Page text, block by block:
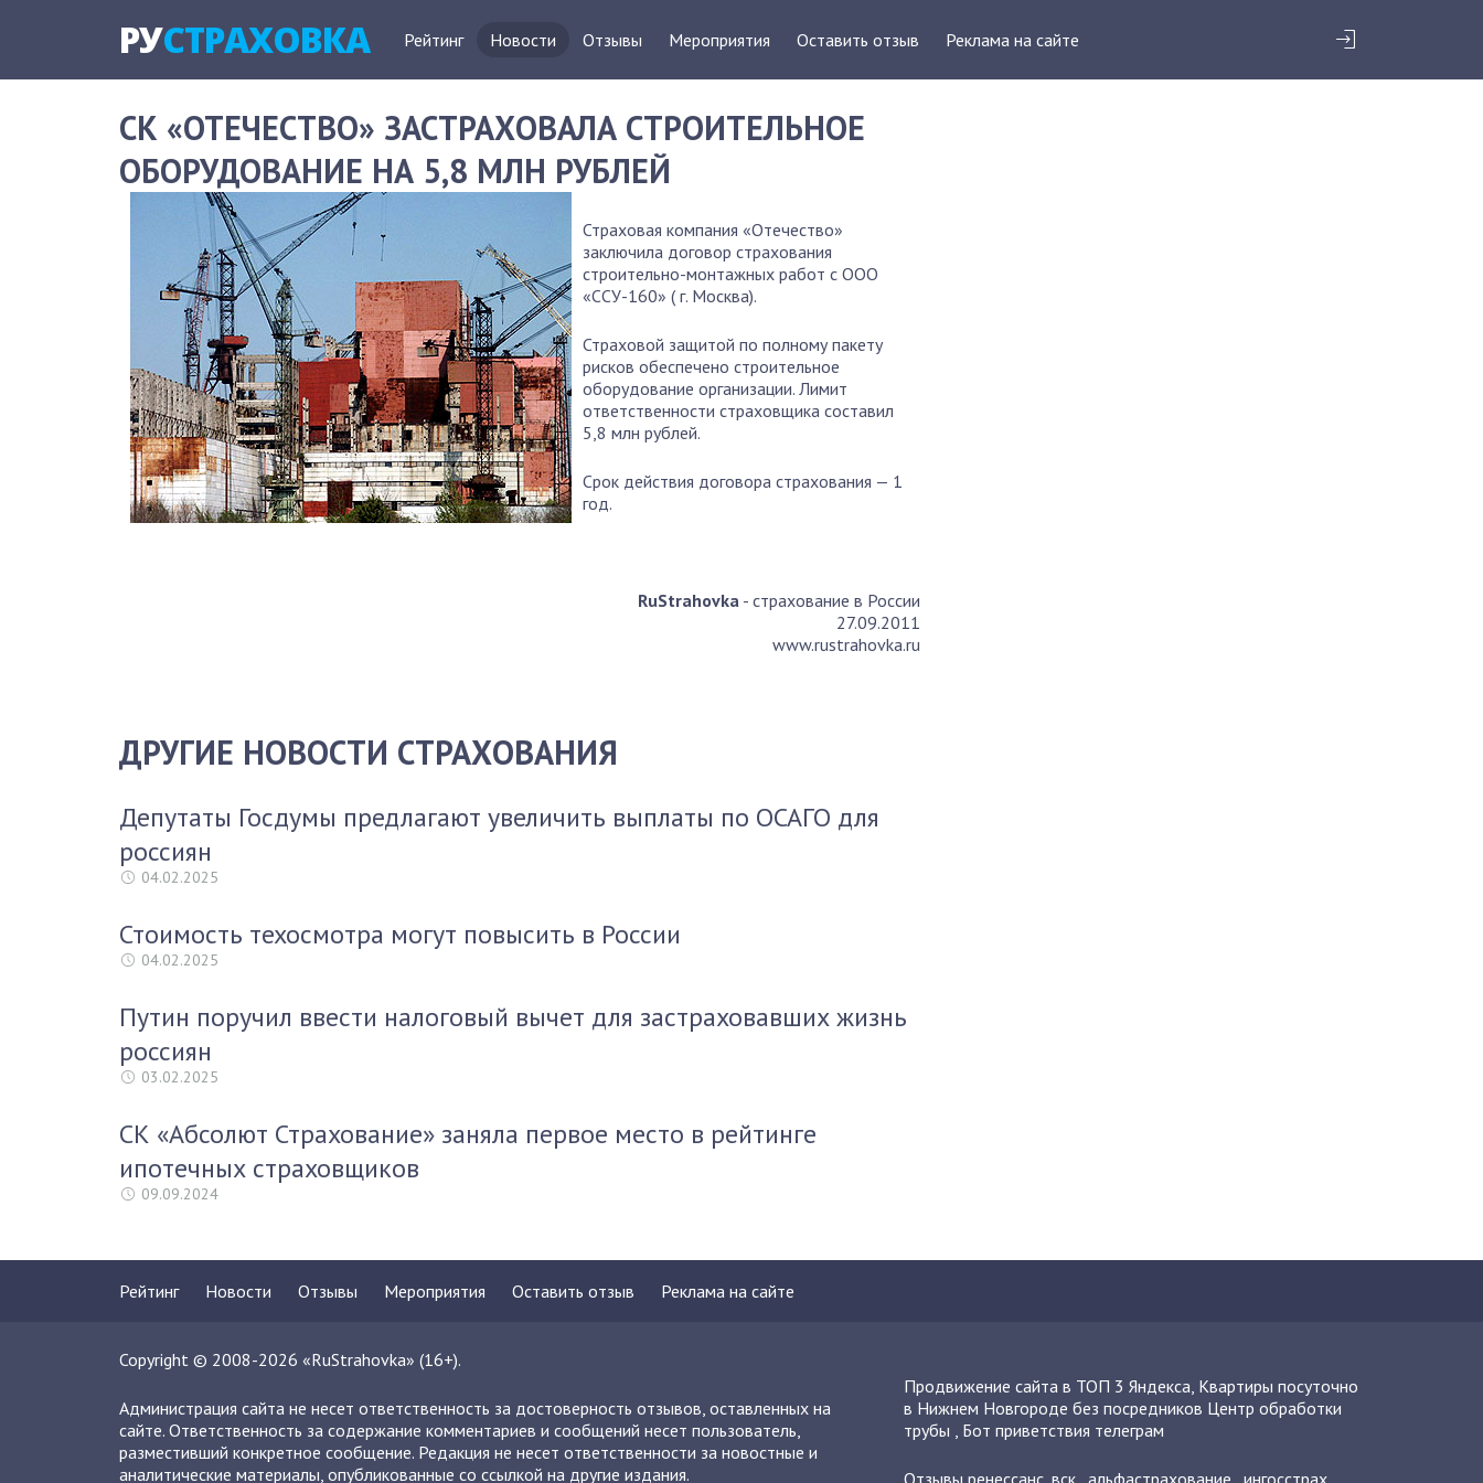
РУСТРАХОВКА Рейтинг Новости Отзывы Мероприятия Оставить отзыв Реклама на сайте
СК «ОТЕЧЕСТВО» ЗАСТРАХОВАЛА СТРОИТЕЛЬНОЕ
ОБОРУДОВАНИЕ НА 5,8 МЛН РУБЛЕЙ
Страховая компания «Отечество»
заключила договор страхования
строительно-монтажных работ с ООО
«ССУ-160» ( г. Москва).
Страховой защитой по полному пакету
рисков обеспечено строительное
оборудование организации. Лимит
ответственности страховщика составил
5,8 млн рублей.
Срок действия договора страхования — 1
год.
RuStrahovka- страхование в России
27.09.2011
www.rustrahovka.ru
ДРУГИЕ НОВОСТИ СТРАХОВАНИЯ
Депутаты Госдумы предлагают увеличить выплаты по ОСАГО для
россиян
04.02.2025
Стоимость техосмотра могут повысить в России
04.02.2025
Путин поручил ввести налоговый вычет для застраховавших жизнь
россиян
03.02.2025
СК «Абсолют Страхование» заняла первое место в рейтинге
ипотечных страховщиков
09.09.2024
Рейтинг Новости Отзывы Мероприятия Оставить отзыв Реклама на сайте
Copyright © 2008-2026 «RuStrahovka» (16+).
Администрация сайта не несет ответственность за достоверность отзывов, оставленных на
сайте. Ответственность за содержание комментариев и сообщений несет пользователь,
разместивший конкретное сообщение. Редакция не несет ответственности за новостные и
аналитические материалы, опубликованные со ссылкой на другие издания.
Продвижение сайта в ТОП 3 Яндекса, Квартиры посуточно
в Нижнем Новгороде без посредников Центр обработки
трубы , Бот приветствия телеграм
Отзывы ренессанс, вск, альфастрахование ингосстрах,